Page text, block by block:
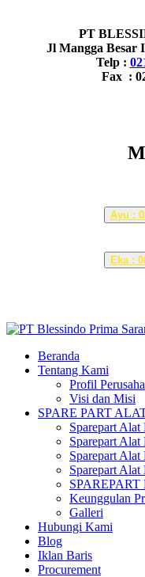
PT
Jl Mangga Besar
Telp :
Fax :
Ayu :
Eka :
Beranda
Tentang Kami
Profil
Visi dan Misi
SPARE PART
Sparepart
Sparepart Alat
Sparepart
Sparepart
Keunggulan
Galleri
Hubungi Kami
Blog
Iklan Baris
Procurement